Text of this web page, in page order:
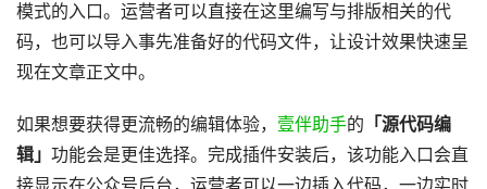
模式的入口。运营者可以直接在这里编写与排版相关的代
码，也可以导入事先准备好的代码文件，让设计效果快速呈
现在文章正文中。
如果想要获得更流畅的编辑体验， 壹伴助手的 「源代码编
辑」 功能会是更佳选择。完成插件安装后，该功能入口会直